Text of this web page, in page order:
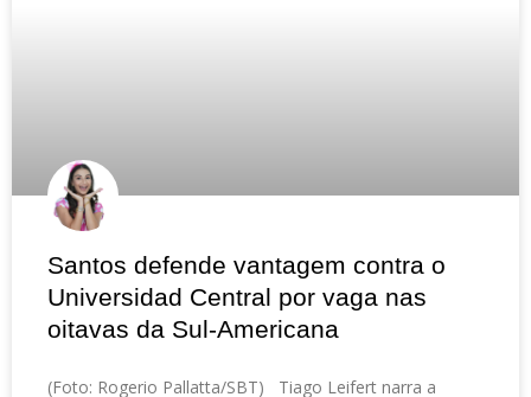
Santos defende vantagem contra o
Universidad Central por vaga nas
oitavas da Sul-Americana
(Foto: Rogerio Pallatta/SBT) Tiago Leifert narra a